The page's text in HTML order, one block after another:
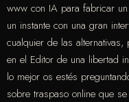
www con IA para fabricar
un instante con una gran
cualquier de las
en el Editor de una libertad
lo mejor os estés
sobre traspaso online que